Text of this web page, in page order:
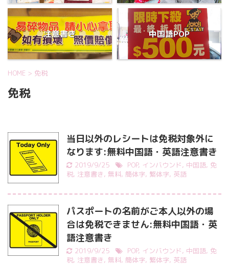
注意書き 中国語POP
HOME > 免税
免税
当日以外のレシートは免税対象外に
なります:無料中国語・英語注意書き
2019/9/25 POP, インバウンド, 中国語, 免
税, 注意書き, 無料, 簡体字, 繁体字, 英語
パスポートの名前がご本人以外の場
合は免税できません:無料中国語・英
語注意書き
2019/9/25 POP, インバウンド, 中国語, 免
税, 注意書き, 無料, 簡体字, 繁体字, 英語